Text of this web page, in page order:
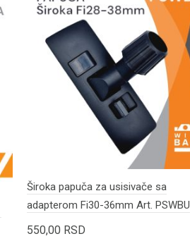
Široka papuča za usisivače sa
adapterom Fi30-36mm Art. PSWBU
550,00 RSD